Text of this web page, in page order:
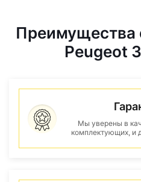
Преимущества
Peugeot
Мы уверены в
комплектующих, и